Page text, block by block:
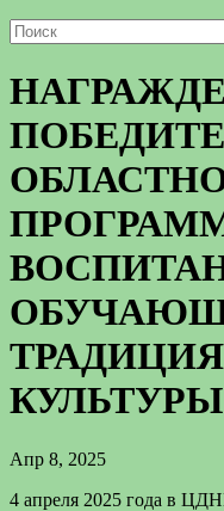
КУЛЬТУРЫ
Апр 8, 2025
4 апреля 2025 года в